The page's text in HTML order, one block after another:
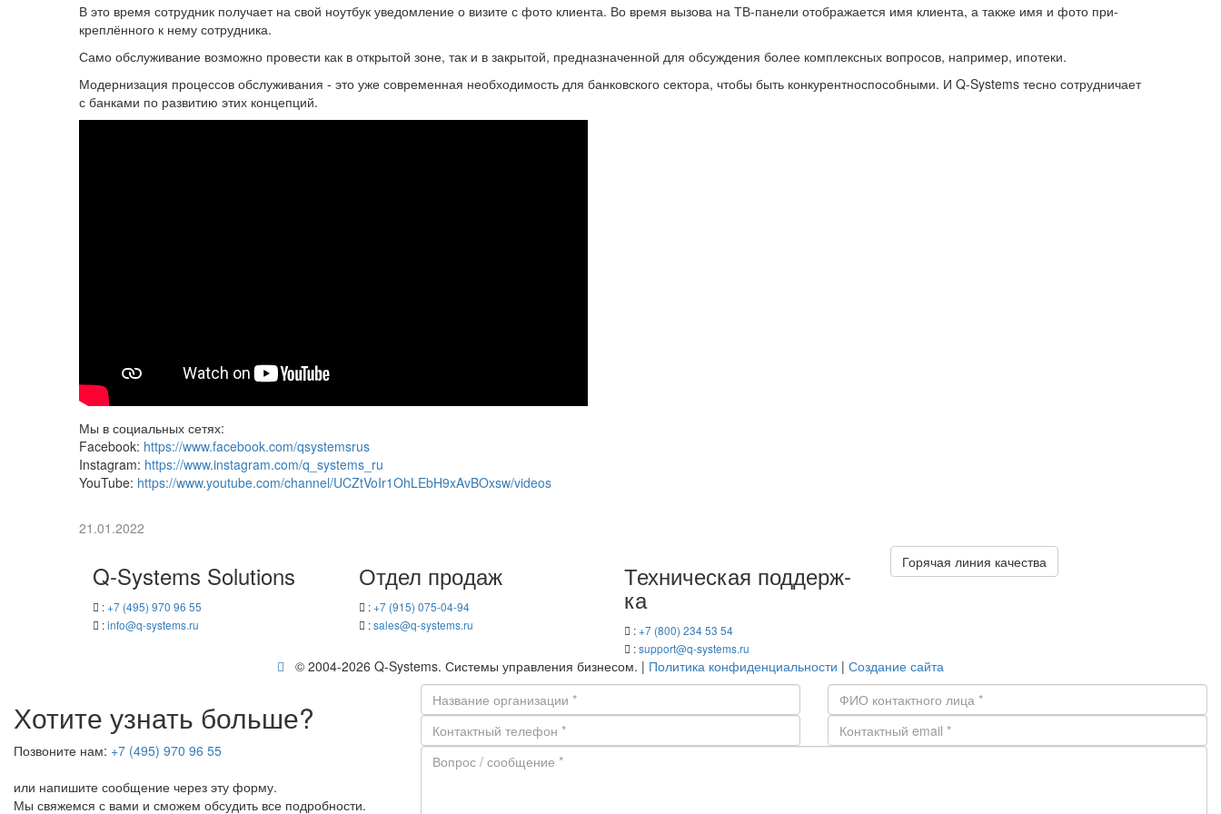
В это время со­труд­ник по­лу­ча­ет на свой но­ут­бук уве­дом­ле­ние о ви­зи­те с фото кли­ен­та. Во время вы­зо­ва на ТВ-​панели отоб­ра­жа­ет­ся имя кли­ен­та, а также имя и фото при­
креп­лён­но­го к нему со­труд­ни­ка.
Само об­слу­жи­ва­ние воз­мож­но про­ве­сти как в от­кры­той зоне, так и в за­кры­той, пред­на­зна­чен­ной для об­суж­де­ния более ком­плекс­ных во­про­сов, на­при­мер, ипо­те­ки.
Мо­дер­ни­за­ция про­цес­сов об­слу­жи­ва­ния - это уже со­вре­мен­ная необ­хо­ди­мость для бан­ков­ско­го сек­то­ра, чтобы быть кон­ку­рент­но­спо­соб­ны­ми. И Q-​Systems тесно со­труд­ни­ча­ет
с бан­ка­ми по раз­ви­тию этих кон­цеп­ций.
Мы в со­ци­аль­ных сетях:
Facebook: https://www.facebook.com/qsystemsrus
Instagram: https://www.instagram.com/q_systems_ru
YouTube: https://www.youtube.com/channel/UCZtVoIr1OhLEbH9xAvBOxsw/videos
21.01.2022
Q-​Systems Solutions
:+7 (495) 970 96 55
:info@q-​systems.ru
Отдел про­даж
:+7 (915) 075-04-94
:sales@q-​systems.ru
Тех­ни­че­ская под­держ­
ка
:+7 (800) 234 53 54
:support@q-​systems.ru
Го­ря­чая линия ка­че­ства
© 2004-2026 Q-​Systems. Си­сте­мы управ­ле­ния биз­не­сом. | По­ли­ти­ка кон­фи­ден­ци­аль­но­сти | Со­зда­ние сайта
Хотите узнать больше?
Позвоните нам: +7 (495) 970 96 55
или напишите сообщение через эту форму.
Мы свяжемся с вами и сможем обсудить все подробности.